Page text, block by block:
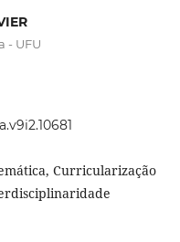
- UFU
Curricularização